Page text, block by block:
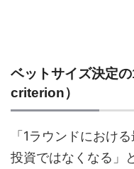
ベットサイズ決定
criterion）
「1ラウンドにおけ
投資ではなくなる」